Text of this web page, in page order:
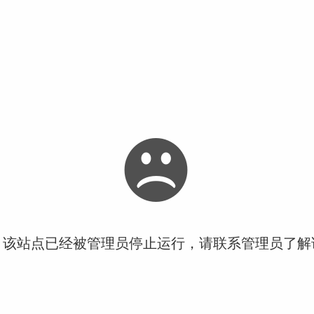
站点已经被管理员停止运行，请联系管理员了